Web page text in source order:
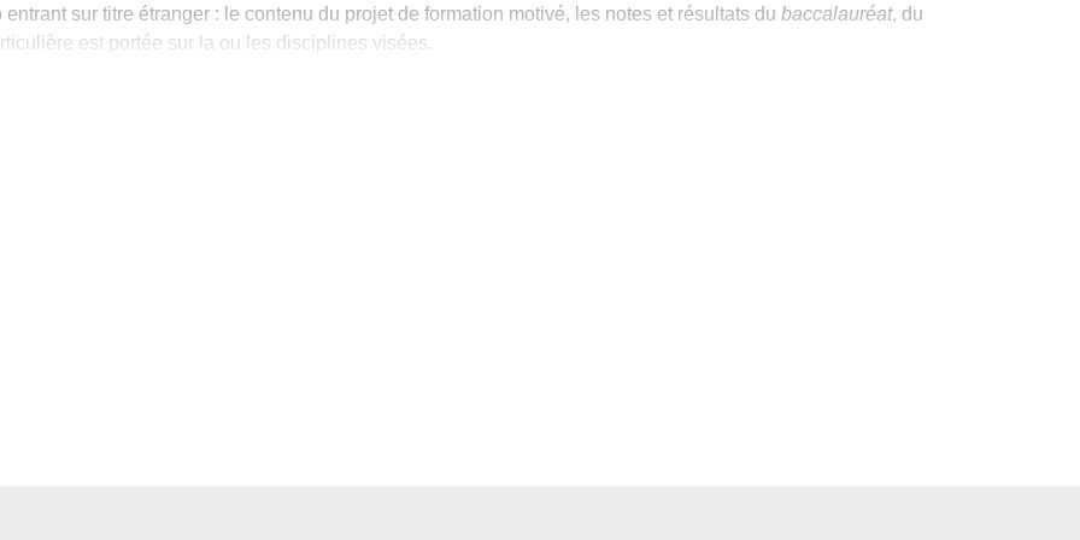
sur titre étranger : le contenu du projet de formation motivé, les notes et résultats du baccalauréat, du
est portée sur la ou les disciplines visées.